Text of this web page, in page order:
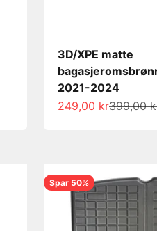
3D/XPE matte
2021-2024
Salgspris
249,00 kr399,00
Spar 50%